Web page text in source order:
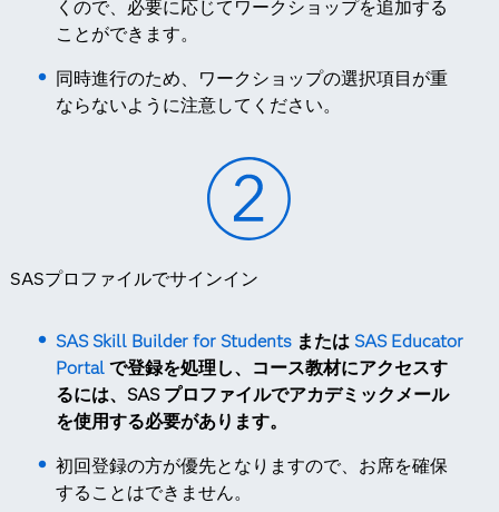
くので、必要に応じてワークショップを追加する
ことができます。
同時進行のため、ワークショップの選択項目が重
ならないように注意してください。
SASプロファイルでサインイン
SAS Skill Builder for Students または SAS Educator
Portal で登録を処理し、コース教材にアクセスす
るには、SAS プロファイルでアカデミックメール
を使用する必要があります。
初回登録の方が優先となりますので、お席を確保
することはできません。